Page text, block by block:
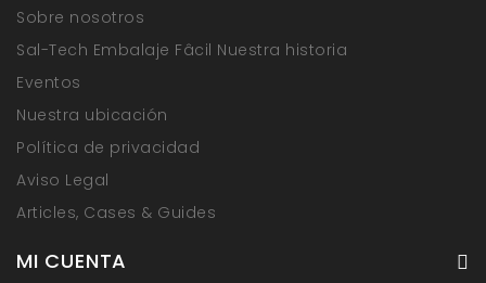
Sobre nosotros
Sal-Tech Embalaje Fâcil Nuestra historia
Eventos
Nuestra ubicación
Política de privacidad
Aviso Legal
Articles, Cases & Guides
MI CUENTA